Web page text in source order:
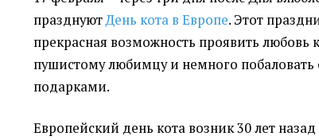
празднуютДень кота в Европе. Этот
прекрасная возможность проявить любовь
пушистому любимцу и немного побаловать
подарками.
Европейский день кота возник 30 лет назад